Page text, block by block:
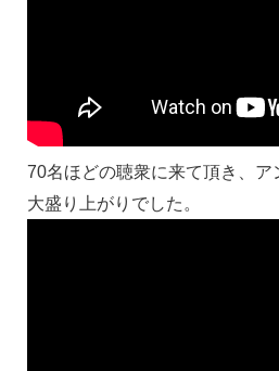
70名ほどの聴衆に来て頂き、
大盛り上がりでした。